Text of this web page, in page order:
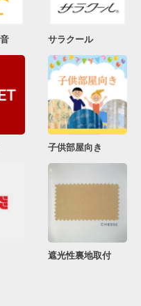
サラクール
子供部屋向き
遮光性裏地取付